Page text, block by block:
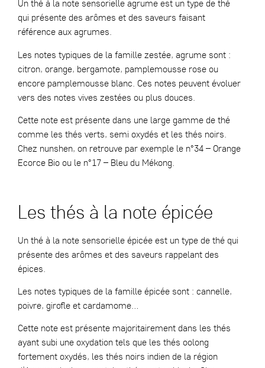
Un thé à la note sensorielle agrume est un type de thé
qui présente des arômes et des saveurs faisant
référence aux agrumes.
Les notes typiques de la famille zestée, agrume sont :
citron, orange, bergamote, pamplemousse rose ou
encore pamplemousse blanc. Ces notes peuvent évoluer
vers des notes vives zestées ou plus douces.
Cette note est présente dans une large gamme de thé
comme les thés verts, semi oxydés et les thés noirs.
Chez nunshen, on retrouve par exemple le n°34 – Orange
Ecorce Bio ou le n°17 – Bleu du Mékong.
Les thés à la note épicée
Un thé à la note sensorielle épicée est un type de thé qui
présente des arômes et des saveurs rappelant des
épices.
Les notes typiques de la famille épicée sont : cannelle,
poivre, girofle et cardamome…
Cette note est présente majoritairement dans les thés
ayant subi une oxydation tels que les thés oolong
fortement oxydés, les thés noirs indien de la région